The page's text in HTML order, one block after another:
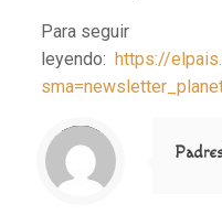
Para seguir
leyendo: https://
Notice
: Trying to access array offset on value of type null in
/home/misioner/public_html/padresblancos/themes/betheme/includes/content-single.php
on line
286